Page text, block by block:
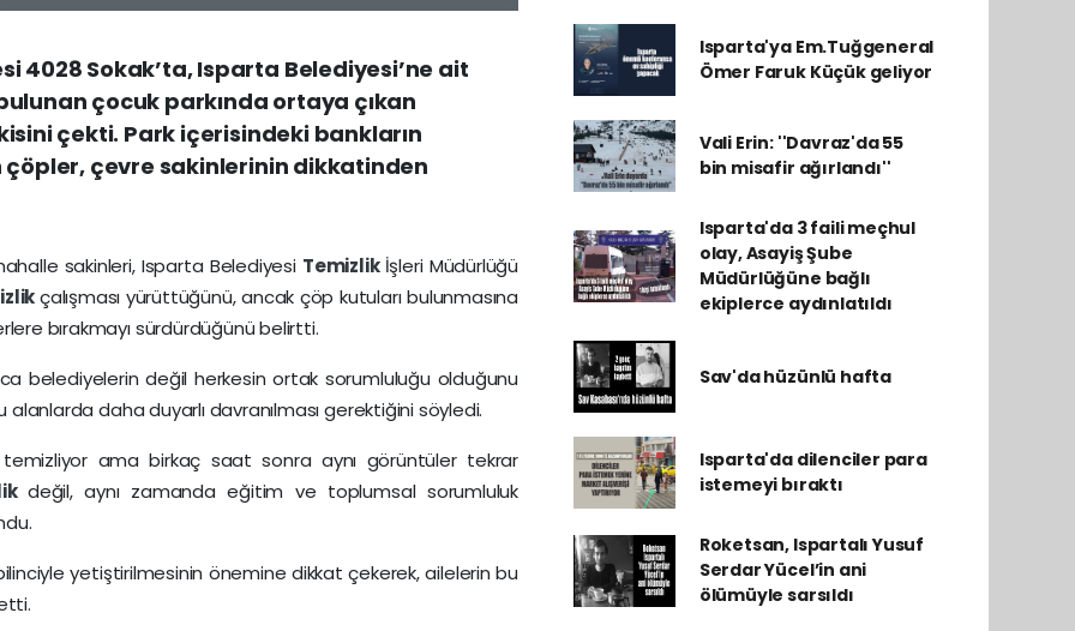
4028 Sokak’ta, Isparta Belediyesi’ne ait
çocuk parkında ortaya çıkan
çekti. Park içerisindeki bankların
çöpler, çevre sakinlerinin dikkatinden
sakinleri, Isparta Belediyesi Temizlik İşleri Müdürlüğü
çalışması yürüttüğünü, ancak çöp kutuları bulunmasına
bırakmayı sürdürdüğünü belirtti.
belediyelerin değil herkesin ortak sorumluluğu olduğunu
daha duyarlı davranılması gerektiğini söyledi.
ama birkaç saat sonra aynı görüntüler tekrar
değil, aynı zamanda eğitim ve toplumsal sorumluluk
yetiştirilmesinin önemine dikkat çekerek, ailelerin bu
Isparta'ya Em.Tuğgeneral
Ömer Faruk Küçük geliyor
Vali Erin: ''Davraz'da 55
bin misafir ağırlandı''
Isparta'da 3 faili meçhul
olay, Asayiş Şube
Müdürlüğüne bağlı
ekiplerce aydınlatıldı
Sav'da hüzünlü hafta
Isparta'da dilenciler para
istemeyi bıraktı
Roketsan, Ispartalı Yusuf
Serdar Yücel’in ani
ölümüyle sarsıldı